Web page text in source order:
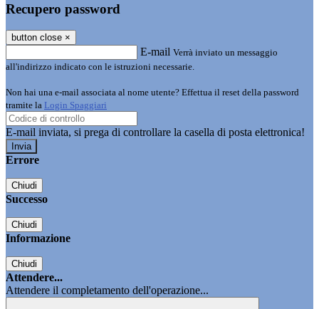
Recupero password
button close ×
E-mail Verrà inviato un messaggio
all'indirizzo indicato con le istruzioni necessarie.
Non hai una e-mail associata al nome utente? Effettua il reset della password
tramite la Login Spaggiari
E-mail inviata, si prega di controllare la casella di posta elettronica!
Errore
Chiudi
Successo
Chiudi
Informazione
Chiudi
Attendere...
Attendere il completamento dell'operazione...